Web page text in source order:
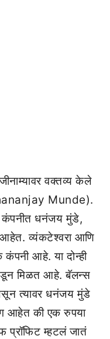
वक्तव्य केले
Munde).
कंपनीत धनंजय मुंडे,
आहेत. व्यंकटेश्वरा आणि
कंपनी आहे. या दोन्ही
मिळत आहे. बॅलन्स
त्यावर धनंजय मुंडे
आहेत की एक रुपया
प्रॉफिट म्हटलं जातं